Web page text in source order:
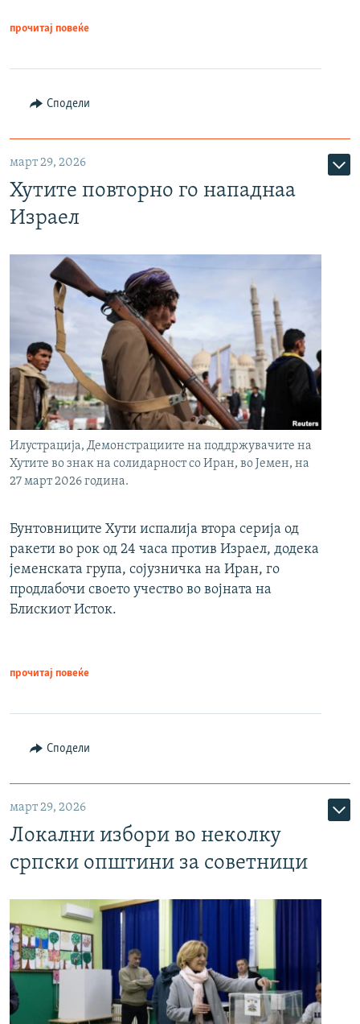
прочитај повеќе
Сподели
март 29, 2026
Хутите повторно го нападнаа
Израел
Илустрација, Демонстрациите на поддржувачите на
Хутите во знак на солидарност со Иран, во Јемен, на
27 март 2026 година.
Бунтовниците Хути испалија втора серија од
ракети во рок од 24 часа против Израел, додека
јеменската група, сојузничка на Иран, го
продлабочи своето учество во војната на
Блискиот Исток.
прочитај повеќе
Сподели
март 29, 2026
Локални избори во неколку
српски општини за советници